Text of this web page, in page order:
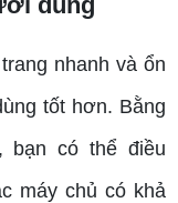
nhanh và ổn
tốt hơn. Bằng
bạn có thể điều
máy chủ có khả